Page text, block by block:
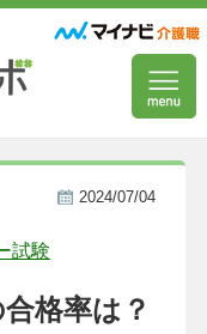
2024/07/04
試験
格率は？